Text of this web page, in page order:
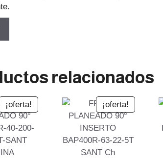
relacionados
¡oferta! ¡oferta!